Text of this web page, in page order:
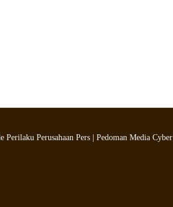
Perilaku Perusahaan Pers Pedoman Media Cyber